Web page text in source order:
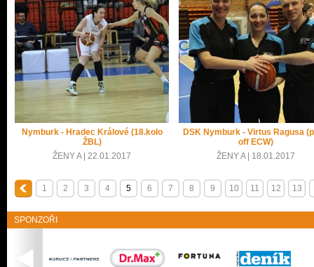
Nymburk - Hradec Králové (18.kolo
ŽBL)
ŽENY A | 22.01.2017
DSK Nymburk - Virtus Ragusa
off ECW)
ŽENY A | 18.01.2017
1 2 3 4 5 6 7 8 9 10 11 12 13
SPONZOŘI